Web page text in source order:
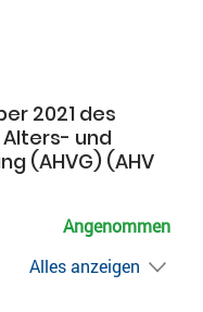
2021 des
und
(AHVG) (AHV
Angenommen
Alles anzeigen